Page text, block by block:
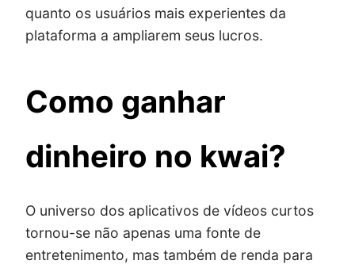
quanto os usuários mais experientes da
plataforma a ampliarem seus lucros.
Como ganhar
dinheiro no kwai?
O universo dos aplicativos de vídeos curtos
tornou-se não apenas uma fonte de
entretenimento, mas também de renda para